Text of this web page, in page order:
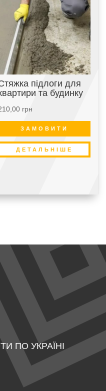
підлоги для
та будинку
грн
ЗАМОВИТИ
ДЕТАЛЬНІШЕ
ПО УКРАЇНІ